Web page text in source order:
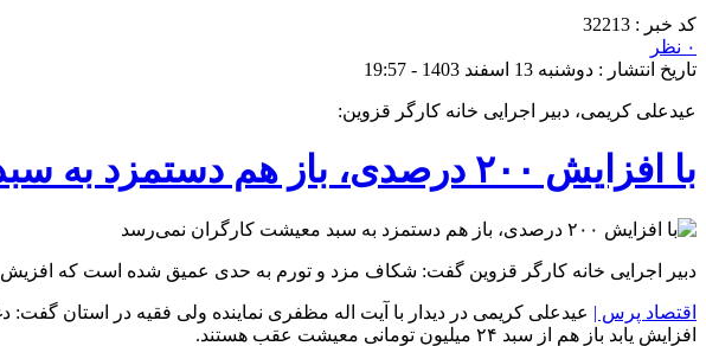
کد خبر : 32213
۰ نظر
تاریخ انتشار : دوشنبه 13 اسفند 1403 - 19:57
عیدعلی کریمی، دبیر اجرایی خانه کارگر قزوین:
با افزایش ۲۰۰ درصدی، باز هم دستمزد به سبد معیشت کارگران نمی‌رسد
دبیر اجرایی خانه کارگر قزوین گفت: شکاف مزد و تورم به حدی عمیق شده است که افزیش ۲۰۰ درصدی حداقل دستمزد سال آینده نمی‌تواند جبران‌کننده این خلاء باشد.
اقتصاد پرس |
افزایش یابد باز هم از سبد ۲۴ میلیون تومانی معیشت عقب هستند.